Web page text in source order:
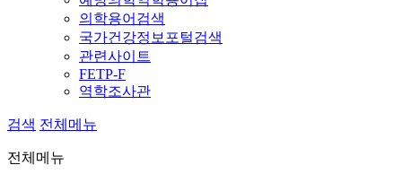
의학용어검색
국가건강정보포털검색
관련사이트
FETP-F
역학조사관
검색 전체메뉴
전체메뉴